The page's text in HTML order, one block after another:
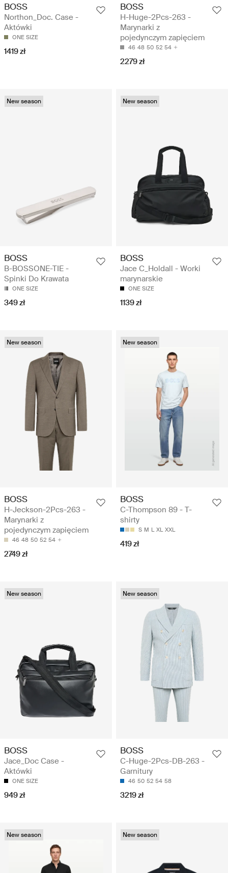
BOSS
Northon_Doc. Case -
Aktówki
ONE SIZE
1419 zł
BOSS
H-Huge-2Pcs-263 -
Marynarki z
pojedynczym zapięciem
46 48 50 52 54
2279 zł
New season
BOSS
B-BOSSONE-TIE -
Spinki Do Krawata
ONE SIZE
349 zł
New season
BOSS
Jace C_Holdall - Worki
marynarskie
ONE SIZE
1139 zł
New season
BOSS
H-Jeckson-2Pcs-263 -
Marynarki z
pojedynczym zapięciem
46 48 50 52 54
2749 zł
New season
BOSS
C-Thompson 89 - T-
shirty
S M L XL XXL
419 zł
New season
BOSS
Jace_Doc Case -
Aktówki
ONE SIZE
949 zł
New season
BOSS
C-Huge-2Pcs-DB-263 -
Garnitury
46 50 52 54 58
3219 zł
New season New season